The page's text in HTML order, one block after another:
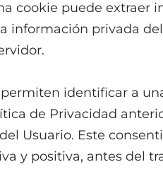
cookie puede extraer
información privada
identificar a
de Privacidad
Usuario. Este
y positiva, antes del